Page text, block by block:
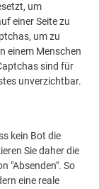
um
einer Seite zu
um zu
einem Menschen
sind für
unverzichtbar.
kein Bot die
Sie daher die
"Absenden". So
eine reale